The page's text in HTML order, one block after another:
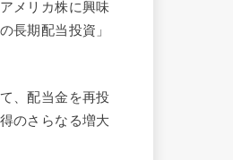
メリカ株に興味
長期配当投資」
、配当金を再投
のさらなる増大